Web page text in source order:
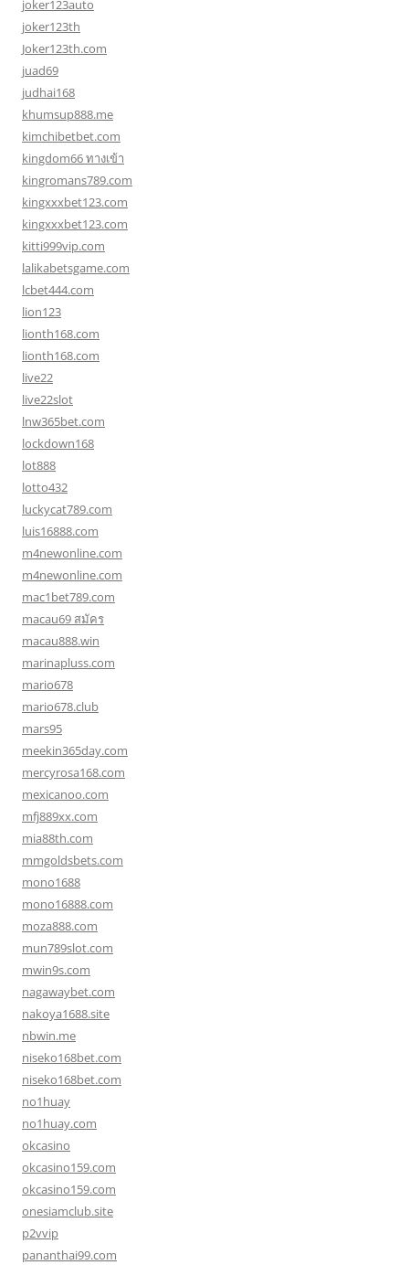
joker123auto
joker123th
Joker123th.com
juad69
judhai168
khumsup888.me
kimchibetbet.com
kingdom66 ทางเข้า
kingromans789.com
kingxxxbet123.com
kingxxxbet123.com
kitti999vip.com
lalikabetsgame.com
lcbet444.com
lion123
lionth168.com
lionth168.com
live22
live22slot
lnw365bet.com
lockdown168
lot888
lotto432
luckycat789.com
luis16888.com
m4newonline.com
m4newonline.com
mac1bet789.com
macau69 สมัคร
macau888.win
marinapluss.com
mario678
mario678.club
mars95
meekin365day.com
mercyrosa168.com
mexicanoo.com
mfj889xx.com
mia88th.com
mmgoldsbets.com
mono1688
mono16888.com
moza888.com
mun789slot.com
mwin9s.com
nagawaybet.com
nakoya1688.site
nbwin.me
niseko168bet.com
niseko168bet.com
no1huay
no1huay.com
okcasino
okcasino159.com
okcasino159.com
onesiamclub.site
p2vvip
pananthai99.com